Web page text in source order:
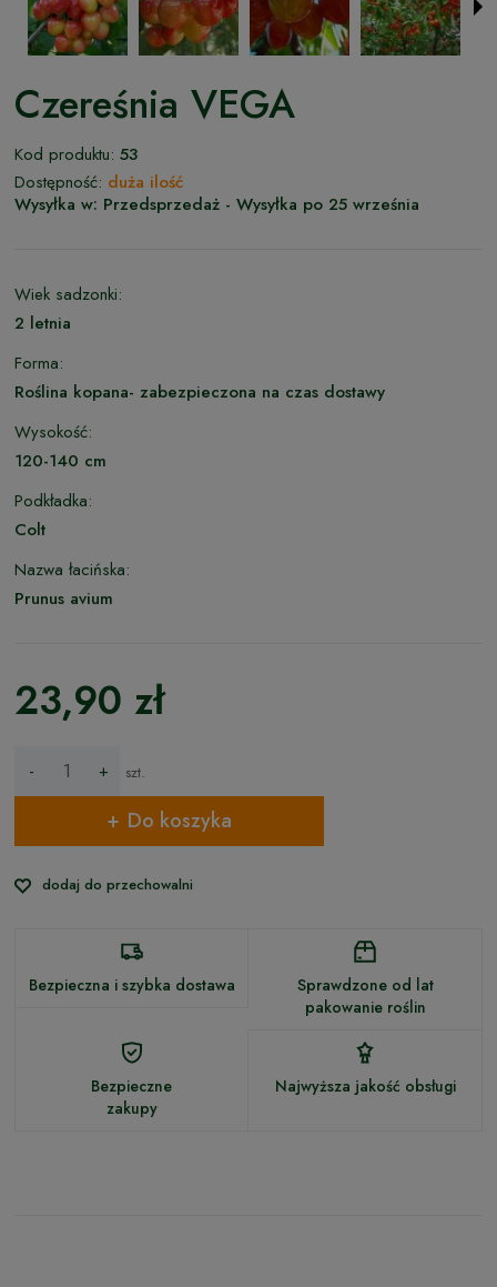
Czereśnia VEGA
Kod produktu: 53
Dostępność: duża ilość
Wysyłka w: Przedsprzedaż - Wysyłka po 25 września
Wiek sadzonki:
2 letnia
Forma:
Roślina kopana- zabezpieczona na czas dostawy
Wysokość:
120-140 cm
Podkładka:
Colt
Nazwa łacińska:
Prunus avium
23,90 zł
- + szt.
Do koszyka
dodaj do przechowalni
Bezpieczna i szybka dostawa
Sprawdzone od lat
pakowanie roślin
Bezpieczne
zakupy
Najwyższa jakość obsługi